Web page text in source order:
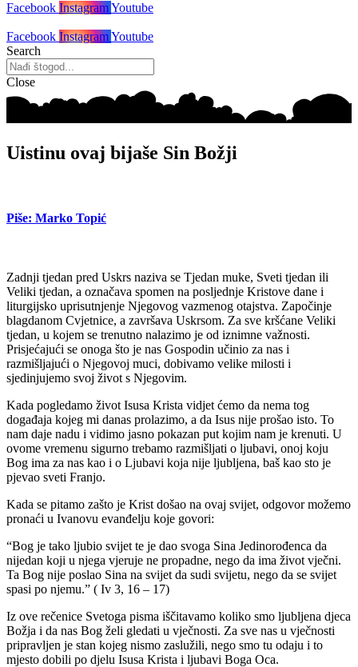
Facebook InstagramYoutube
Facebook InstagramYoutube
Search
Close
Uistinu ovaj bijaše Sin Božji
Piše: Marko Topić
Zadnji tjedan pred Uskrs naziva se Tjedan muke, Sveti tjedan ili
Veliki tjedan, a označava spomen na posljednje Kristove dane i
liturgijsko uprisutnjenje Njegovog vazmenog otajstva. Započinje
blagdanom Cvjetnice, a završava Uskrsom. Za sve kršćane Veliki
tjedan, u kojem se trenutno nalazimo je od iznimne važnosti.
Prisjećajući se onoga što je nas Gospodin učinio za nas i
razmišljajući o Njegovoj muci, dobivamo velike milosti i
sjedinjujemo svoj život s Njegovim.
Kada pogledamo život Isusa Krista vidjet ćemo da nema tog
događaja kojeg mi danas prolazimo, a da Isus nije prošao isto. To
nam daje nadu i vidimo jasno pokazan put kojim nam je krenuti. U
ovome vremenu sigurno trebamo razmišljati o ljubavi, onoj koju
Bog ima za nas kao i o Ljubavi koja nije ljubljena, baš kao sto je
pjevao sveti Franjo.
Kada se pitamo zašto je Krist došao na ovaj svijet, odgovor možemo
pronaći u Ivanovu evanđelju koje govori:
“Bog je tako ljubio svijet te je dao svoga Sina Jedinorođenca da
nijedan koji u njega vjeruje ne propadne, nego da ima život vječni.
Ta Bog nije poslao Sina na svijet da sudi svijetu, nego da se svijet
spasi po njemu.” ( Iv 3, 16 – 17)
Iz ove rečenice Svetoga pisma iščitavamo koliko smo ljubljena djeca
Božja i da nas Bog želi gledati u vječnosti. Za sve nas u vječnosti
pripravljen je stan kojeg nismo zaslužili, nego smo tu odaju i to
mjesto dobili po djelu Isusa Krista i ljubavi Boga Oca.